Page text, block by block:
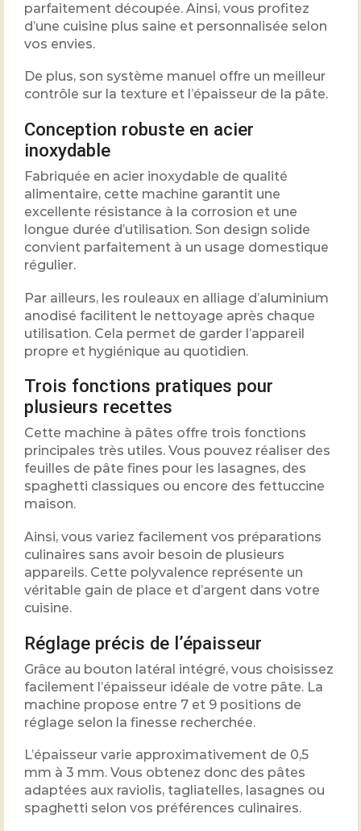
parfaitement découpée. Ainsi, vous profitez
d’une cuisine plus saine et personnalisée selon
vos envies.
De plus, son système manuel offre un meilleur
contrôle sur la texture et l’épaisseur de la pâte.
Conception robuste en acier
inoxydable
Fabriquée en acier inoxydable de qualité
alimentaire, cette machine garantit une
excellente résistance à la corrosion et une
longue durée d’utilisation. Son design solide
convient parfaitement à un usage domestique
régulier.
Par ailleurs, les rouleaux en alliage d’aluminium
anodisé facilitent le nettoyage après chaque
utilisation. Cela permet de garder l’appareil
propre et hygiénique au quotidien.
Trois fonctions pratiques pour
plusieurs recettes
Cette machine à pâtes offre trois fonctions
principales très utiles. Vous pouvez réaliser des
feuilles de pâte fines pour les lasagnes, des
spaghetti classiques ou encore des fettuccine
maison.
Ainsi, vous variez facilement vos préparations
culinaires sans avoir besoin de plusieurs
appareils. Cette polyvalence représente un
véritable gain de place et d’argent dans votre
cuisine.
Réglage précis de l’épaisseur
Grâce au bouton latéral intégré, vous choisissez
facilement l’épaisseur idéale de votre pâte. La
machine propose entre 7 et 9 positions de
réglage selon la finesse recherchée.
L’épaisseur varie approximativement de 0,5
mm à 3 mm. Vous obtenez donc des pâtes
adaptées aux raviolis, tagliatelles, lasagnes ou
spaghetti selon vos préférences culinaires.